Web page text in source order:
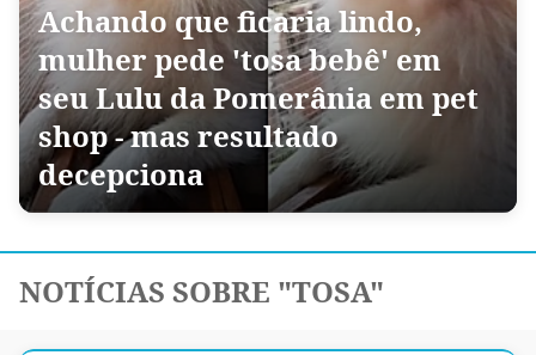
Achando que ficaria lindo,
mulher pede 'tosa bebê' em
seu Lulu da Pomerânia em pet
shop - mas resultado
decepciona
NOTÍCIAS SOBRE "TOSA"